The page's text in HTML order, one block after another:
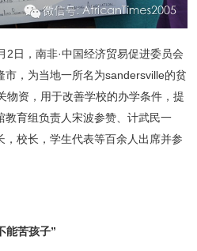
，南非·中国经济贸易促进委员会
市，为当地一所名为sandersville的贫
物资，用于改善学校的办学条件，提
育组负责人宋波参赞、计武民一
校长，学生代表等百余人出席并参
能苦孩子”